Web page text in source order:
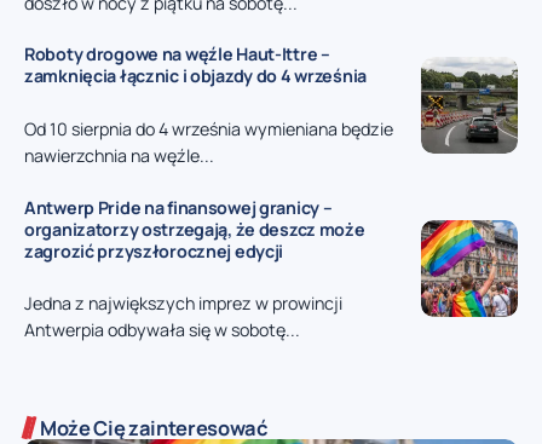
Roboty drogowe na węźle Haut-Ittre –
zamknięcia łącznic i objazdy do 4 września
Od 10 sierpnia do 4 września wymieniana będzie
nawierzchnia na węźle...
Antwerp Pride na finansowej granicy –
organizatorzy ostrzegają, że deszcz może
zagrozić przyszłorocznej edycji
Jedna z największych imprez w prowincji
Antwerpia odbywała się w sobotę...
Może Cię zainteresować